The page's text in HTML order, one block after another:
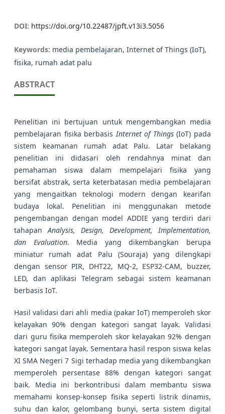
DOI: https://doi.org/10.22487/jpft.v13i3.5056
Keywords: media pembelajaran, Internet of Things (IoT),
fisika, rumah adat palu
ABSTRACT
Penelitian ini bertujuan untuk mengembangkan media
pembelajaran fisika berbasis Internet of Things(IoT) pada
sistem keamanan rumah adat Palu. Latar belakang
penelitian ini didasari oleh rendahnya minat dan
pemahaman siswa dalam mempelajari fisika yang
bersifat abstrak, serta keterbatasan media pembelajaran
yang mengaitkan teknologi modern dengan kearifan
budaya lokal. Penelitian ini menggunakan metode
pengembangan dengan model ADDIE yang terdiri dari
tahapanAnalysis, Design, Development, Implementation,
dan Evaluation. Media yang dikembangkan berupa
miniatur rumah adat Palu (Souraja) yang dilengkapi
dengan sensor PIR, DHT22, MQ-2, ESP32-CAM, buzzer,
LED, dan aplikasi Telegram sebagai sistem keamanan
berbasis IoT.
Hasil validasi dari ahli media (pakar IoT) memperoleh skor
kelayakan 90% dengan kategori sangat layak. Validasi
dari guru fisika memperoleh skor kelayakan 92% dengan
kategori sangat layak. Sementara hasil respon siswa kelas
XI SMA Negeri 7 Sigi terhadap media yang dikembangkan
memperoleh persentase 88% dengan kategori sangat
baik. Media ini berkontribusi dalam membantu siswa
memahami konsep-konsep fisika seperti listrik dinamis,
suhu dan kalor, gelombang bunyi, serta sistem digital